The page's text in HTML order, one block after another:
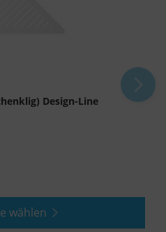
Design-Line
wählen